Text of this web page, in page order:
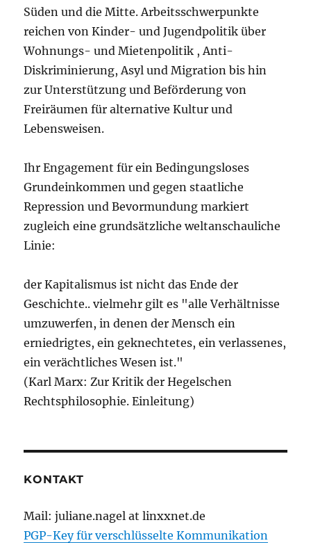
Süden und die Mitte. Arbeitsschwerpunkte
reichen von Kinder- und Jugendpolitik über
Wohnungs- und Mietenpolitik , Anti-
Diskriminierung, Asyl und Migration bis hin
zur Unterstützung und Beförderung von
Freiräumen für alternative Kultur und
Lebensweisen.
Ihr Engagement für ein Bedingungsloses
Grundeinkommen und gegen staatliche
Repression und Bevormundung markiert
zugleich eine grundsätzliche weltanschauliche
Linie:
der Kapitalismus ist nicht das Ende der
Geschichte.. vielmehr gilt es "alle Verhältnisse
umzuwerfen, in denen der Mensch ein
erniedrigtes, ein geknechtetes, ein verlassenes,
ein verächtliches Wesen ist."
(Karl Marx: Zur Kritik der Hegelschen
Rechtsphilosophie. Einleitung)
KONTAKT
Mail: juliane.nagel at linxxnet.de
PGP-Key für verschlüsselte Kommunikation